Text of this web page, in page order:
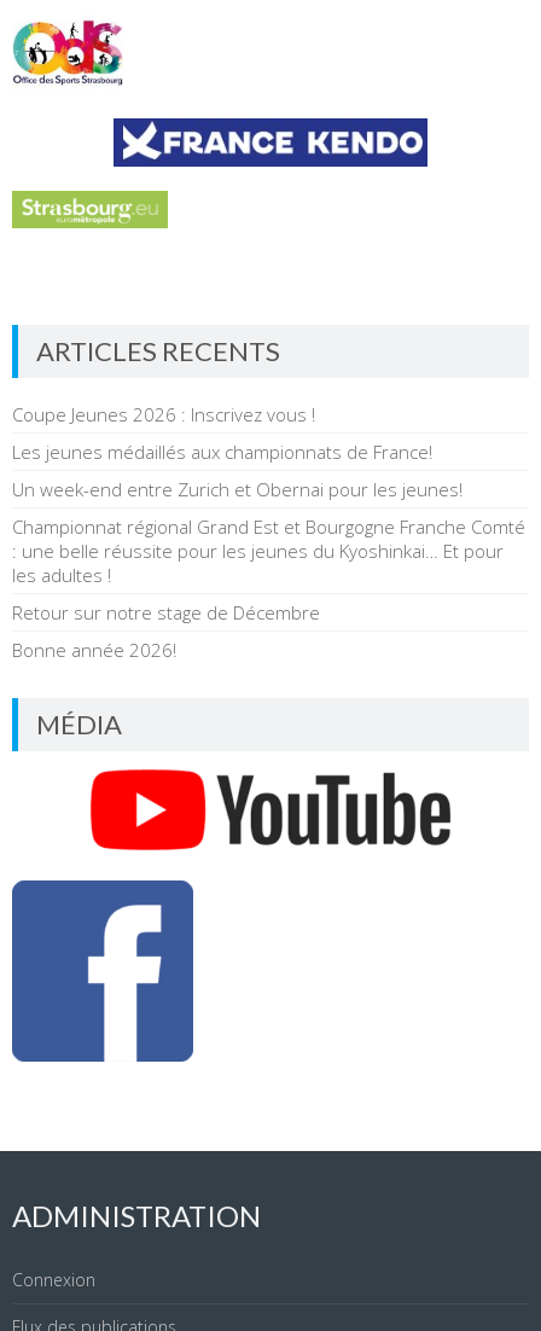
ARTICLES RECENTS
Coupe Jeunes 2026 : Inscrivez vous !
Les jeunes médaillés aux championnats de France!
Un week-end entre Zurich et Obernai pour les jeunes!
Championnat régional Grand Est et Bourgogne Franche Comté
: une belle réussite pour les jeunes du Kyoshinkai… Et pour
les adultes !
Retour sur notre stage de Décembre
Bonne année 2026!
MÉDIA
ADMINISTRATION
Connexion